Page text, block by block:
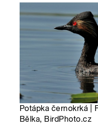
Potápka černokrká |
Bělka, BirdPhoto.cz